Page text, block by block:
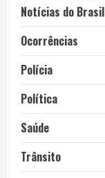
Notícias do Brasil
Ocorrências
Polícia
Política
Saúde
Trânsito